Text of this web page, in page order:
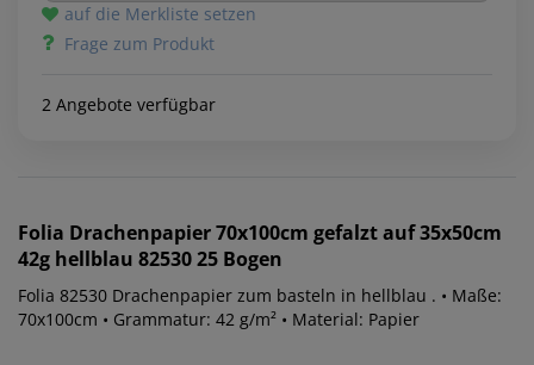
auf die Merkliste setzen
Frage zum Produkt
2 Angebote verfügbar
Folia Drachenpapier 70x100cm gefalzt auf 35x50cm
42g hellblau 82530 25 Bogen
Folia 82530 Drachenpapier zum basteln in hellblau . • Maße:
70x100cm • Grammatur: 42 g/m² • Material: Papier